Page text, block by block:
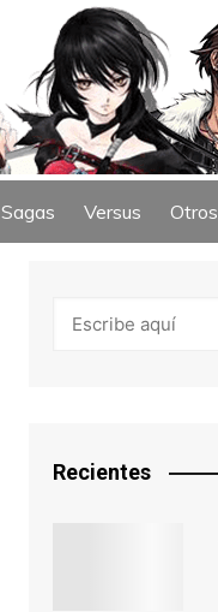
Sagas Versus Otros
Recientes